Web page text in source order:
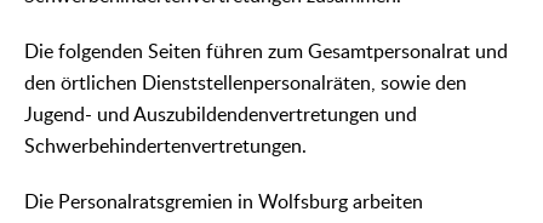
Die folgenden Seiten führen zum Gesamtpersonalrat und
den örtlichen Dienststellenpersonalräten, sowie den
Jugend- und Auszubildendenvertretungen und
Schwerbehindertenvertretungen.
Die Personalratsgremien in Wolfsburg arbeiten